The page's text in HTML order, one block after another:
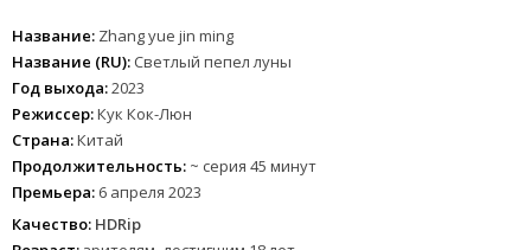
Название: Zhang yue jin ming
Название (RU): Светлый пепел луны
Год выхода:2023
Режиссер:Кук Кок-Люн
Страна:Китай
Продолжительность: ~ серия 45 минут
Премьера: 6 апреля 2023
Качество: HDRip